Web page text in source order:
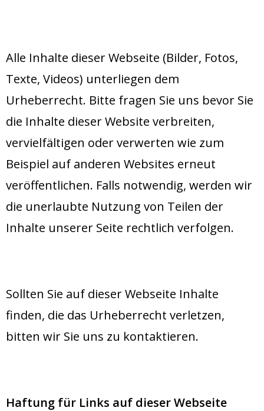
Alle Inhalte dieser Webseite (Bilder, Fotos,
Texte, Videos) unterliegen dem
Urheberrecht. Bitte fragen Sie uns bevor Sie
die Inhalte dieser Website verbreiten,
vervielfältigen oder verwerten wie zum
Beispiel auf anderen Websites erneut
veröffentlichen. Falls notwendig, werden wir
die unerlaubte Nutzung von Teilen der
Inhalte unserer Seite rechtlich verfolgen.
Sollten Sie auf dieser Webseite Inhalte
finden, die das Urheberrecht verletzen,
bitten wir Sie uns zu kontaktieren.
Haftung für Links auf dieser Webseite